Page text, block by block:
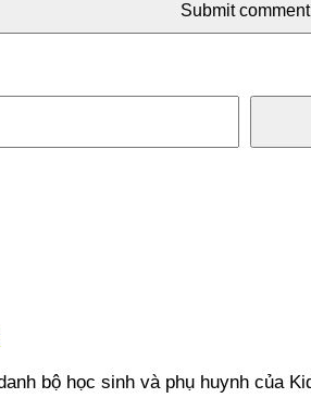
Submit comment